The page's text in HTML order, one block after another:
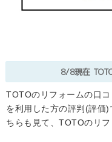
8/8現在
TOTOのリフォームの口
を利用した方の評判(評価
ちらも見て、TOTOのリ